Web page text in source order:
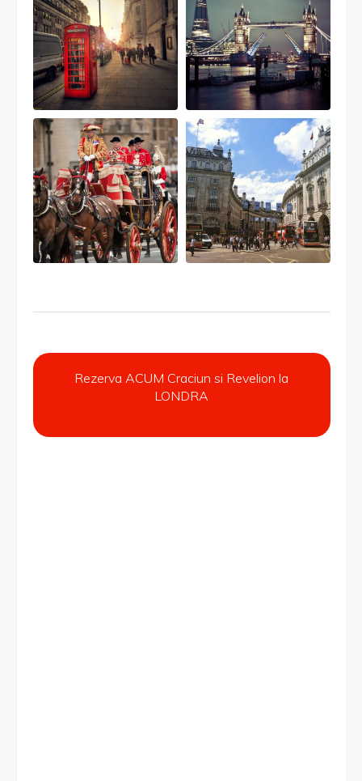
Rezerva ACUM Craciun si Revelion la
LONDRA